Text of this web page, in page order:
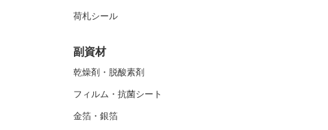
荷札シール
副資材
乾燥剤・脱酸素剤
フィルム・抗菌シート
金箔・銀箔